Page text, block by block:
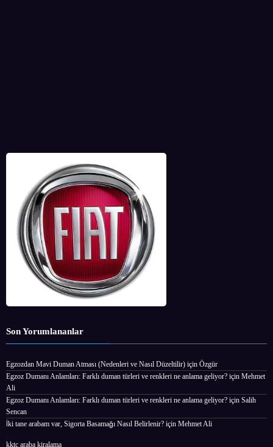
Son Yorumlananlar
Egzozdan Mavi Duman Atması (Nedenleri ve Nasıl Düzeltilir) için Özgür
Egzoz Dumanı Anlamları: Farklı duman türleri ve renkleri ne anlama geliyor? için Mehmet
Ali
Egzoz Dumanı Anlamları: Farklı duman türleri ve renkleri ne anlama geliyor? için Salih
Sencan
İki tane arabam var, Sigorta Basamağı Nasıl Belirlenir? için Mehmet Ali
kktc araba kiralama